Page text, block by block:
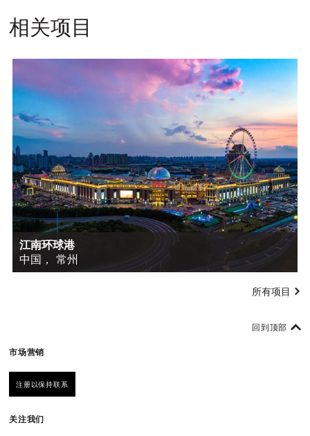
相关项目
江南环球港
中国， 常州
所有项目
市场营销
注册以保持联系
关注我们
回到顶部